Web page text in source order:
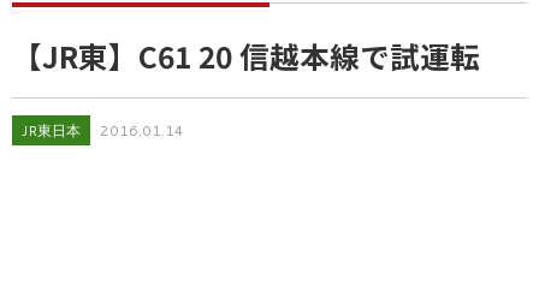
【JR東】C61 20 信越本線で試運転
JR東日本 2016.01.14